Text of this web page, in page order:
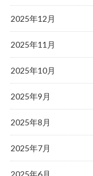
2025年12月
2025年11月
2025年10月
2025年9月
2025年8月
2025年7月